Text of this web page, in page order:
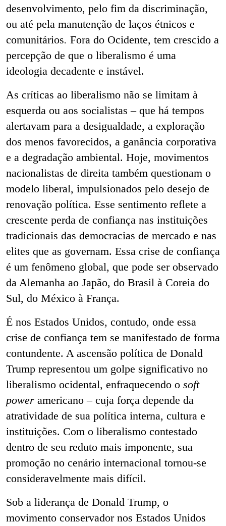
desenvolvimento, pelo fim da discriminação,
ou até pela manutenção de laços étnicos e
comunitários. Fora do Ocidente, tem crescido a
percepção de que o liberalismo é uma
ideologia decadente e instável.
As críticas ao liberalismo não se limitam à
esquerda ou aos socialistas – que há tempos
alertavam para a desigualdade, a exploração
dos menos favorecidos, a ganância corporativa
e a degradação ambiental. Hoje, movimentos
nacionalistas de direita também questionam o
modelo liberal, impulsionados pelo desejo de
renovação política. Esse sentimento reflete a
crescente perda de confiança nas instituições
tradicionais das democracias de mercado e nas
elites que as governam. Essa crise de confiança
é um fenômeno global, que pode ser observado
da Alemanha ao Japão, do Brasil à Coreia do
Sul, do México à França.
É nos Estados Unidos, contudo, onde essa
crise de confiança tem se manifestado de forma
contundente. A ascensão política de Donald
Trump representou um golpe significativo no
liberalismo ocidental, enfraquecendo o soft
power americano – cuja força depende da
atratividade de sua política interna, cultura e
instituições. Com o liberalismo contestado
dentro de seu reduto mais imponente, sua
promoção no cenário internacional tornou-se
consideravelmente mais difícil.
Sob a liderança de Donald Trump, o
movimento conservador nos Estados Unidos